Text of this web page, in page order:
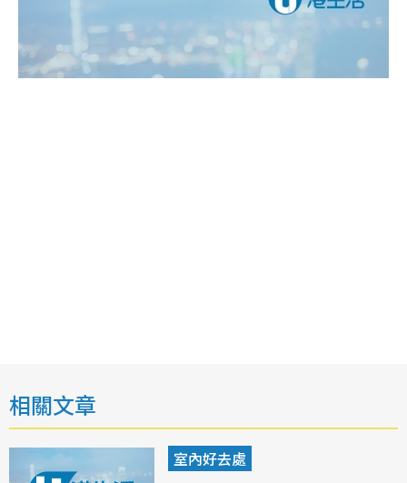
相關文章
室內好去處